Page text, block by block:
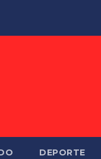
DEPORTE